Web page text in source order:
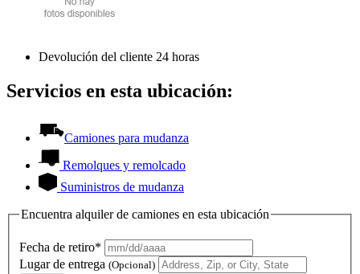
Devolución del cliente 24 horas
Servicios en esta ubicación:
Camiones para mudanza
Remolques y remolcado
Suministros de mudanza
Encuentra alquiler de camiones en esta ubicación
Fecha de retiro*
Lugar de entrega (Opcional)